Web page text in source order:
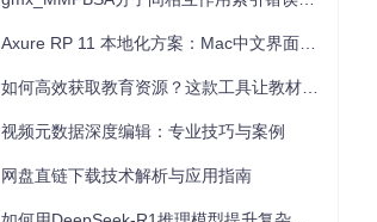
视频元数据深度编辑：专业技巧与案例
网盘直链下载技术解析与应用指南